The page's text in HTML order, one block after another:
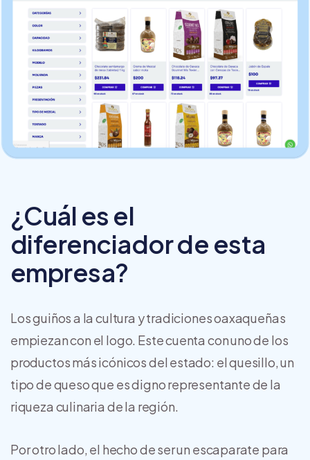
¿Cuál es el
diferenciador de esta
empresa?
Los guiños a la cultura y tradiciones oaxaqueñas
empiezan con el logo. Este cuenta con uno de los
productos más icónicos del estado: el quesillo, un
tipo de queso que es digno representante de la
riqueza culinaria de la región.
Por otro lado, el hecho de ser un escaparate para